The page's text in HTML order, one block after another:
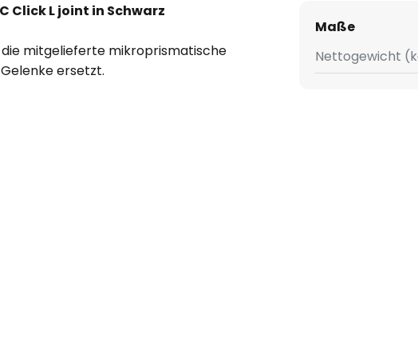
Click L joint in Schwarz
mitgelieferte mikroprismatische
ersetzt.
Maße
Nettogewicht